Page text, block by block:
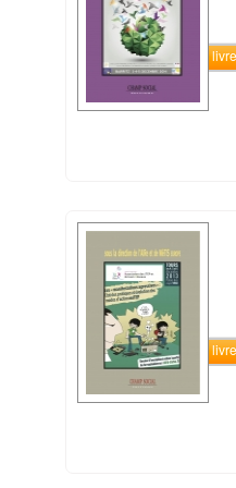
Commander le
Commander le